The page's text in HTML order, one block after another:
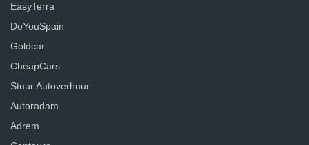
EasyTerra
DoYouSpain
Goldcar
CheapCars
Stuur Autoverhuur
Autoradam
Adrem